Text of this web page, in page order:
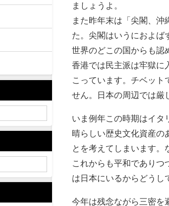
ましょうよ。
また昨年末は「尖閣、沖
た。尖閣はいうにおよば
世界のどこの国からも認
香港では民主派は牢獄に
こっています。チベット
せん。日本の周辺では厳
いま例年この時期はイタ
晴らしい歴史文化資産の
とを考えてしまいます
これからも平和であり
は日本にいるからどうし
今年は残念ながら三密を